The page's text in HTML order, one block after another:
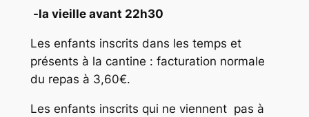
-la vieille avant 22h30
Les enfants inscrits dans les temps et
présents à la cantine : facturation normale
du repas à 3,60€.
Les enfants inscrits qui ne viennent pas à